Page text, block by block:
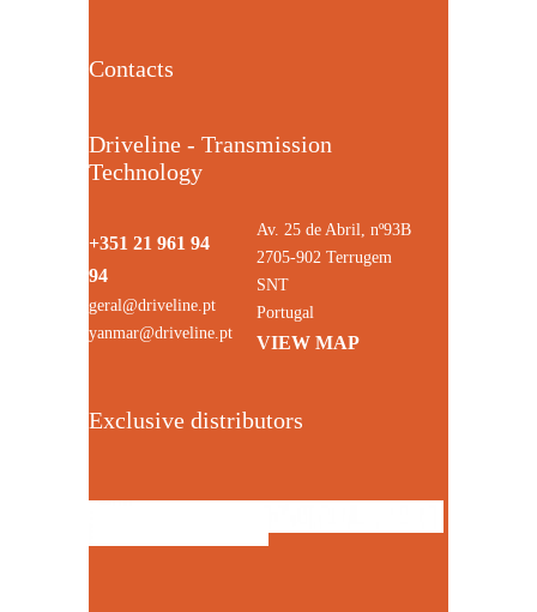
Contacts
Driveline - Transmission
Technology
+351 21 961 94
94
geral@driveline.pt
yanmar@driveline.pt
Av. 25 de Abril, nº93B
2705-902 Terrugem
SNT
Portugal
VIEW MAP
Exclusive distributors